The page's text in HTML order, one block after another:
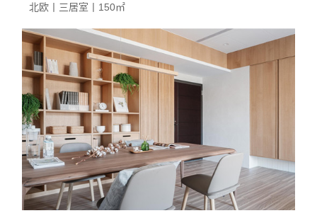
北欧丨三居室丨150㎡